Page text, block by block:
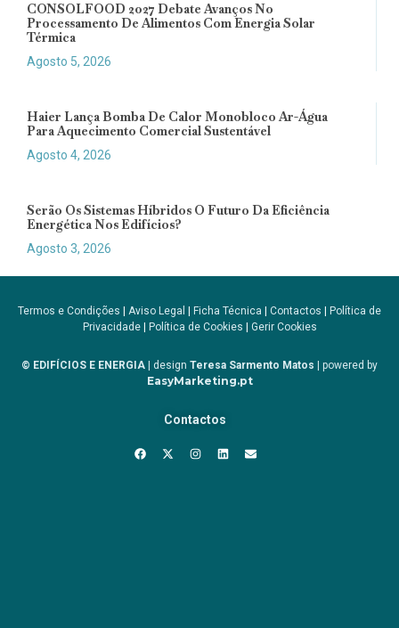
CONSOLFOOD 2027 Debate Avanços No
Processamento De Alimentos Com Energia Solar
Térmica
Agosto 5, 2026
Haier Lança Bomba De Calor Monobloco Ar-Água
Para Aquecimento Comercial Sustentável
Agosto 4, 2026
Serão Os Sistemas Híbridos O Futuro Da Eficiência
Energética Nos Edifícios?
Agosto 3, 2026
Termos e Condições Aviso Legal Ficha Técnica Contactos
Política de
Privacidade| Política de Cookies Gerir Cookies
© EDIFÍCIOS E ENERGIA | design Teresa Sarmento Matos | powered by
EasyMarketing.pt
Contactos